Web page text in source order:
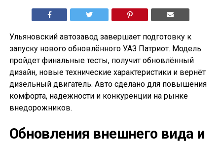
Ульяновский автозавод завершает подготовку к
запуску нового обновлённого УАЗ Патриот. Модель
пройдет финальные тесты, получит обновлённый
дизайн, новые технические характеристики и вернёт
дизельный двигатель. Авто сделано для повышения
комфорта, надежности и конкуренции на рынке
внедорожников.
Обновления внешнего вида и